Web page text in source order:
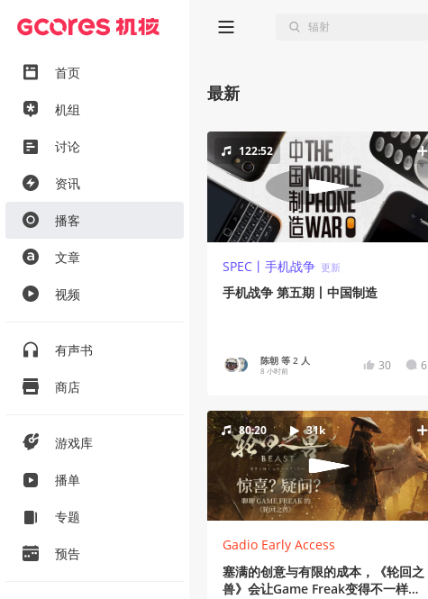
首页
机组
讨论
资讯
播客
文章
视频
有声书
商店
游戏库
播单
专题
预告
最新
122:52
SPEC丨手机战争 更新
手机战争 第五期丨中国制造
陈朝 等 2 人
8 小时前 30 6
80:20 31k
Gadio Early Access
塞满的创意与有限的成本，《轮回之
兽》会让Game Freak变得不一样